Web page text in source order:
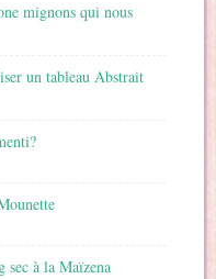
mignons qui nous
un tableau Abstrait
sec à la Maïzena